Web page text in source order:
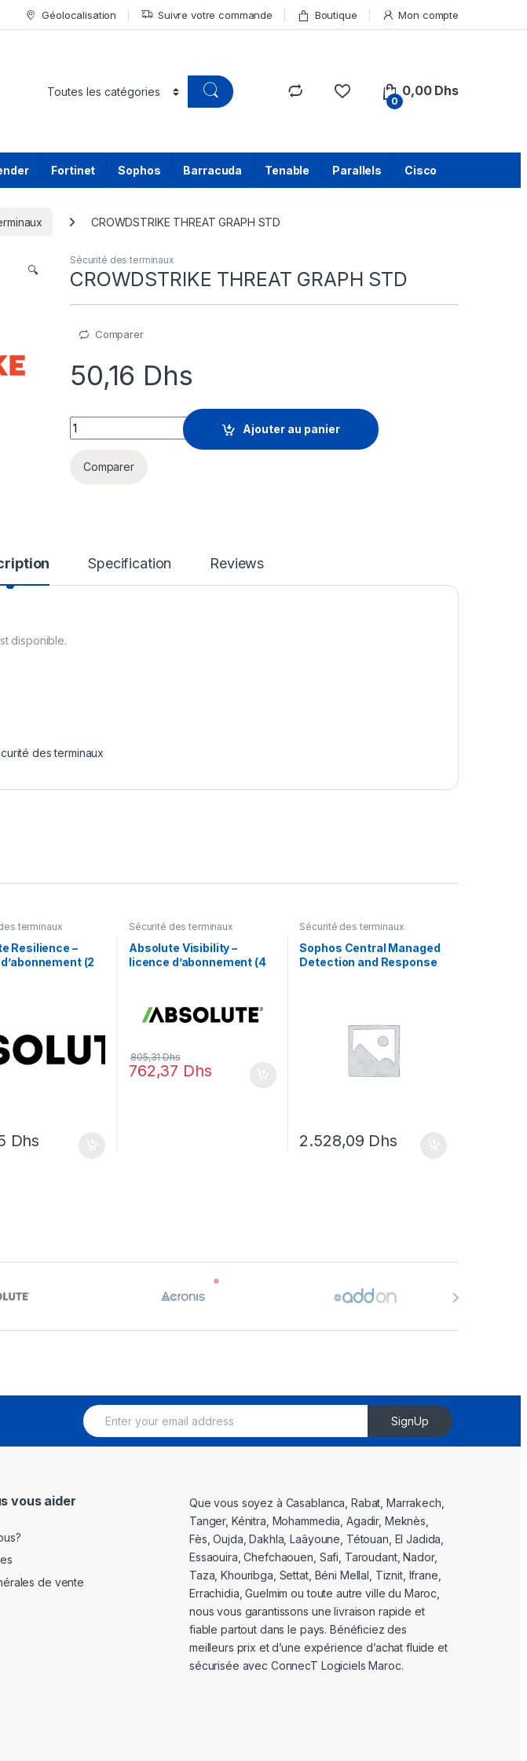
Géolocalisation Suivre votre commande Boutique Mon compte
0
0,00 Dhs
Fortinet Sophos Barracuda Tenable Parallels Cisco
CROWDSTRIKE THREAT GRAPH STD
🔍
Sécurité des terminaux
CROWDSTRIKE THREAT GRAPH STD
Comparer
50,16 Dhs
CROWDSTRIKE THREAT GRAPH STD quantity
Ajouter au panier
Comparer
Specification Reviews
disponible.
des terminaux
terminaux
Resilience –
(2
Dhs
Sécurité des terminaux
Absolute Visibility –
licence d’abonnement (4
762,37 Dhs
805,31Dhs
Sécurité des terminaux
Sophos Central Managed
Detection and Response
2.528,09 Dhs
E
m
SignUp
vous aider
de vente
Que vous soyez à Casablanca, Rabat, Marrakech,
Tanger, Kénitra, Mohammedia, Agadir, Meknès,
Fès, Oujda, Dakhla, Laâyoune, Tétouan, El Jadida,
Essaouira, Chefchaouen, Safi, Taroudant, Nador,
Taza, Khouribga, Settat, Béni Mellal, Tiznit, Ifrane,
Errachidia, Guelmim ou toute autre ville du Maroc,
nous vous garantissons une livraison rapide et
fiable partout dans le pays. Bénéficiez des
meilleurs prix et d’une expérience d’achat fluide et
sécurisée avec ConnecT Logiciels Maroc.